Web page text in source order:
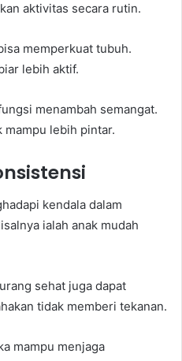
aktivitas secara rutin.
memperkuat tubuh.
lebih aktif.
menambah semangat.
mampu lebih pintar.
kendala dalam
ialah anak mudah
sehat juga dapat
tidak memberi tekanan.
mampu menjaga